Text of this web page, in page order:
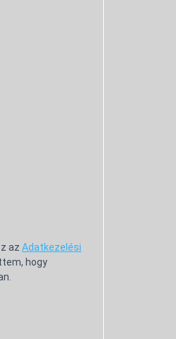
az Adatkezelési
hogy